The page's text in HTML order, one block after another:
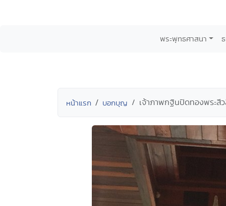
พระพุทธศาสนา
หน้าแรก บอกบุญ เจ้าภาพกฐินปิดทองพระสี